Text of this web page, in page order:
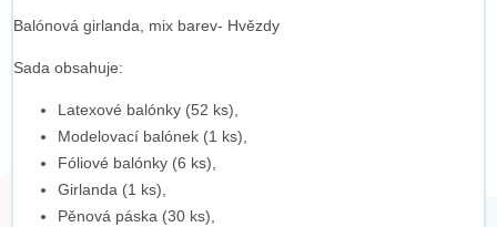
Balónová girlanda, mix barev- Hvězdy
Sada obsahuje:
Latexové balónky (52 ks),
Modelovací balónek (1 ks),
Fóliové balónky (6 ks),
Girlanda (1 ks),
Pěnová páska (30 ks),